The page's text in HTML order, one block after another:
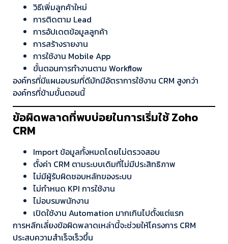
วิธีเพิ่มลูกค้าใหม่
การติดตาม Lead
การอัปเดตข้อมูลลูกค้า
การสร้างรายงาน
การใช้งาน Mobile App
ขั้นตอนการทำงานตาม Workflow
องค์กรที่มีแผนอบรมที่ดีมักมีอัตราการใช้งาน CRM สูงกว่า
องค์กรที่ข้ามขั้นตอนนี้
ข้อผิดพลาดที่พบบ่อยในการเริ่มใช้ Zoho
CRM
Import ข้อมูลทั้งหมดโดยไม่ตรวจสอบ
ตั้งค่า CRM ตามระบบเดิมที่ไม่มีประสิทธิภาพ
ไม่มีผู้รับผิดชอบหลักของระบบ
ไม่กำหนด KPI การใช้งาน
ไม่อบรมพนักงาน
เปิดใช้งาน Automation มากเกินไปตั้งแต่แรก
การหลีกเลี่ยงข้อผิดพลาดเหล่านี้จะช่วยให้โครงการ CRM
ประสบความสำเร็จเร็วขึ้น